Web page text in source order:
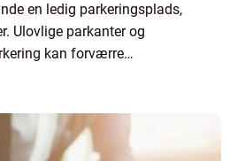
en ledig parkeringsplads,
Ulovlige parkanter og
kan forværre